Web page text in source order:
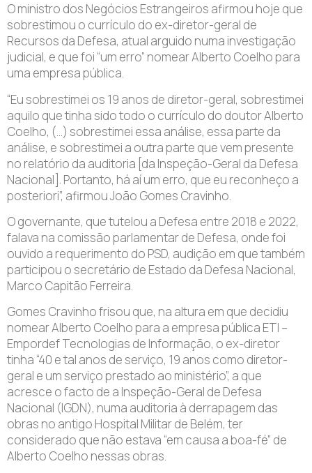
O ministro dos Negócios Estrangeiros afirmou hoje que
sobrestimou o currículo do ex-diretor-geral de
Recursos da Defesa, atual arguido numa investigação
judicial, e que foi “um erro” nomear Alberto Coelho para
uma empresa pública.
“Eu sobrestimei os 19 anos de diretor-geral, sobrestimei
aquilo que tinha sido todo o currículo do doutor Alberto
Coelho, (…) sobrestimei essa análise, essa parte da
análise, e sobrestimei a outra parte que vem presente
no relatório da auditoria [da Inspeção-Geral da Defesa
Nacional]. Portanto, há aí um erro, que eu reconheço a
posteriori”, afirmou João Gomes Cravinho.
O governante, que tutelou a Defesa entre 2018 e 2022,
falava na comissão parlamentar de Defesa, onde foi
ouvido a requerimento do PSD, audição em que também
participou o secretário de Estado da Defesa Nacional,
Marco Capitão Ferreira.
Gomes Cravinho frisou que, na altura em que decidiu
nomear Alberto Coelho para a empresa pública ETI –
Empordef Tecnologias de Informação, o ex-diretor
tinha “40 e tal anos de serviço, 19 anos como diretor-
geral e um serviço prestado ao ministério”, a que
acresce o facto de a Inspeção-Geral de Defesa
Nacional (IGDN), numa auditoria à derrapagem das
obras no antigo Hospital Militar de Belém, ter
considerado que não estava “em causa a boa-fé” de
Alberto Coelho nessas obras.